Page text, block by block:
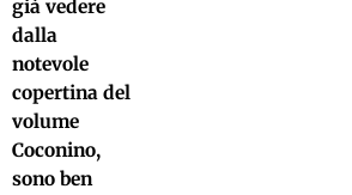
già vedere
dalla
notevole
copertina del
volume
Coconino,
sono ben